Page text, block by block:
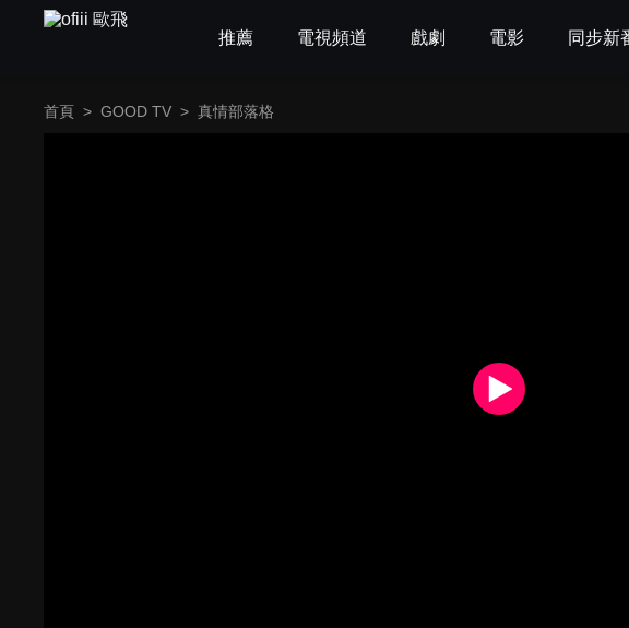
推薦 電視頻道 戲劇 電影 同步新
首頁 > GOOD TV > 真情部落格